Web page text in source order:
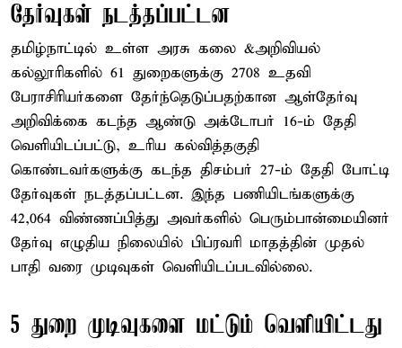
தேர்வுகள் நடத்தப்பட்டன
தமிழ்நாட்டில் உள்ள அரசு கலை &அறிவியல்
கல்லூரிகளில் 61 துறைகளுக்கு 2708 உதவி
பேராசிரியர்களை தேர்ந்தெடுப்பதற்கான ஆள்தேர்வு
அறிவிக்கை கடந்த ஆண்டு அக்டோபர் 16-ம் தேதி
வெளியிடப்பட்டு, உரிய கல்வித்தகுதி
கொண்டவர்களுக்கு கடந்த திசம்பர் 27-ம் தேதி போட்டி
தேர்வுகள் நடத்தப்பட்டன. இந்த பணியிடங்களுக்கு
42,064 விண்ணப்பித்து அவர்களில் பெரும்பான்மையினர்
தேர்வு எழுதிய நிலையில் பிப்ரவரி மாதத்தின் முதல்
பாதி வரை முடிவுகள் வெளியிடப்படவில்லை.
5 துறை முடிவுகளை மட்டும் வெளியிட்டது